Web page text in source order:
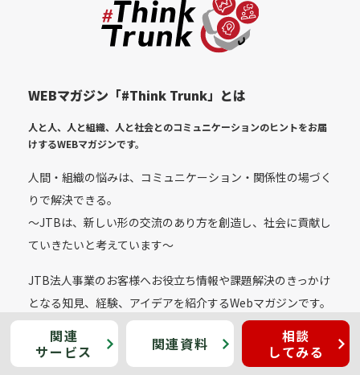
WEBマガジン「#Think Trunk」とは
人と人、人と組織、人と社会とのコミュニケーションのヒントをお届
けするWEBマガジンです。
人間・組織の悩みは、コミュニケーション・関係性の場づく
りで解決できる。
〜JTBは、新しい形の交流のあり方を創造し、社会に貢献し
ていきたいと考えています〜
JTB法人事業のお客様へお役立ち情報や課題解決のきっかけ
となる知見、経験、アイデアを紹介するWebマガジンです。
また産・官・学の皆さまとの接点があるJTBならではの垣根
を越えた共創のヒントをお届けしたいと考えています。
関連
サービス
関連資料
相談
してみる